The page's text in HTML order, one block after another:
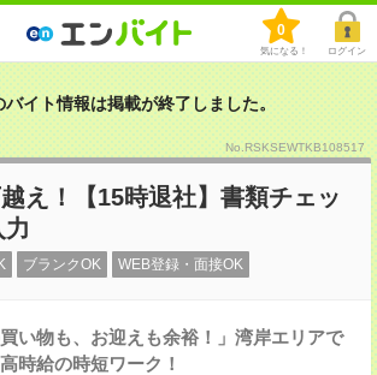
0
気になる！ ログイン
バイト情報は掲載が終了しました。
No.RSKSEWTKB108517
え！【15時退社】書類チェッ
ブランクOK WEB登録・面接OK
買い物も、お迎えも余裕！」湾岸エリアで
時給の時短ワーク！